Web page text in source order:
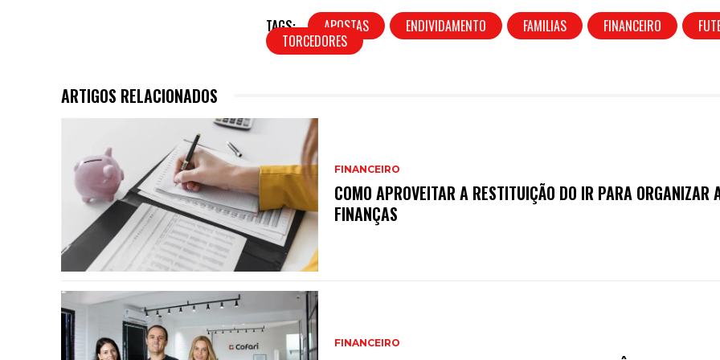
TAGS: APOSTAS ENDIVIDAMENTO FAMILIAS FINANCEIRO
TORCEDORES
ARTIGOS RELACIONADOS
FINANCEIRO
COMO APROVEITAR A RESTITUIÇÃO DO IR PARA ORGANIZAR
FINANÇAS
FINANCEIRO